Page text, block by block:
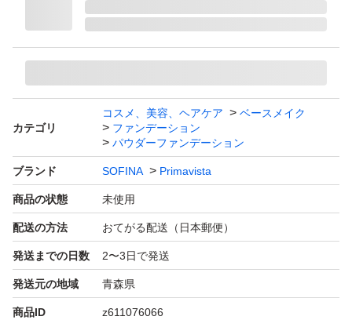
カテゴリ
コスメ、美容、ヘアケア
ベースメイク
ファンデーション
パウダーファンデーション
ブランド SOFINA Primavista
商品の状態 未使用
配送の方法 おてがる配送（日本郵便）
発送までの日数 2〜3日で発送
発送元の地域 青森県
商品ID z611076066